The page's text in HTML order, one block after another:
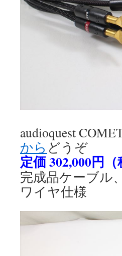
audioquest
から どうぞ
定価 302,000円（
完成品ケーブル
ワイヤ仕様